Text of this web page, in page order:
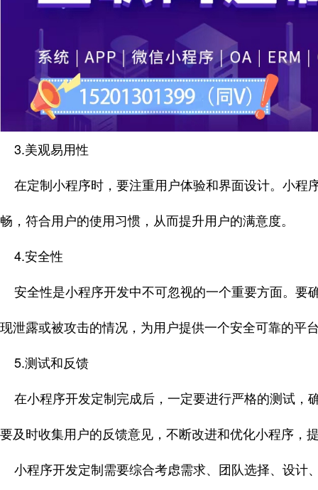
3.美观易用性
在定制小程序时，要注重用户体验和界面设计。小程
畅，符合用户的使用习惯，从而提升用户的满意度。
4.安全性
安全性是小程序开发中不可忽视的一个重要方面。要
现泄露或被攻击的情况，为用户提供一个安全可靠的平
5.测试和反馈
在小程序开发定制完成后，一定要进行严格的测试，
要及时收集用户的反馈意见，不断改进和优化小程序，
小程序开发定制需要综合考虑需求、团队选择、设计